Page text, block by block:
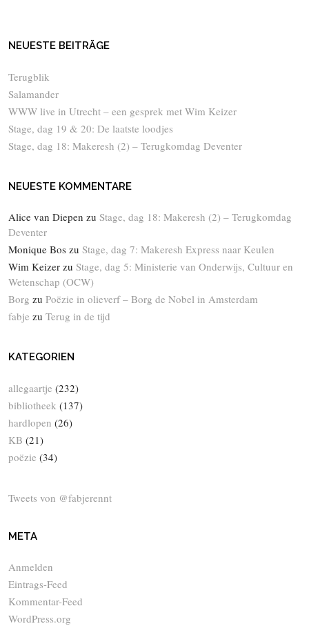
NEUESTE BEITRÄGE
Terugblik
Salamander
WWW live in Utrecht – een gesprek met Wim Keizer
Stage, dag 19 & 20: De laatste loodjes
Stage, dag 18: Makeresh (2) – Terugkomdag Deventer
NEUESTE KOMMENTARE
Alice van Diepen zu Stage, dag 18: Makeresh (2) – Terugkomdag
Deventer
Monique Bos zu Stage, dag 7: Makeresh Express naar Keulen
Wim Keizer zu Stage, dag 5: Ministerie van Onderwijs, Cultuur en
Wetenschap (OCW)
Borg zu Poëzie in olieverf – Borg de Nobel in Amsterdam
fabje zu Terug in de tijd
KATEGORIEN
allegaartje (232)
bibliotheek (137)
hardlopen (26)
KB (21)
poëzie (34)
Tweets von @fabjerennt
META
Anmelden
Eintrags-Feed
Kommentar-Feed
WordPress.org